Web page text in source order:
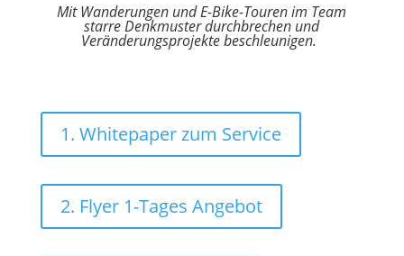
Mit Wanderungen und E-Bike-Touren im Team
starre Denkmuster durchbrechen und
Veränderungsprojekte beschleunigen.
1. Whitepaper zum Service
2. Flyer 1-Tages Angebot